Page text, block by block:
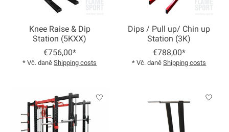
Knee Raise & Dip
Station (5KXX)
€756,00*
* Vč. daněShipping costs
Dips / Pull up/ Chin up
Station (3K)
€788,00*
* Vč. daněShipping costs